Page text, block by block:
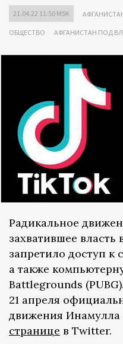
21.04.22 11:50 MSK
ОБЩЕСТВО АФГАНИСТАН ПОД
Радикальное
захватившее власть
запретило доступ к
а также
Battlegrounds
21 апреля
движения
странице в Twitter.